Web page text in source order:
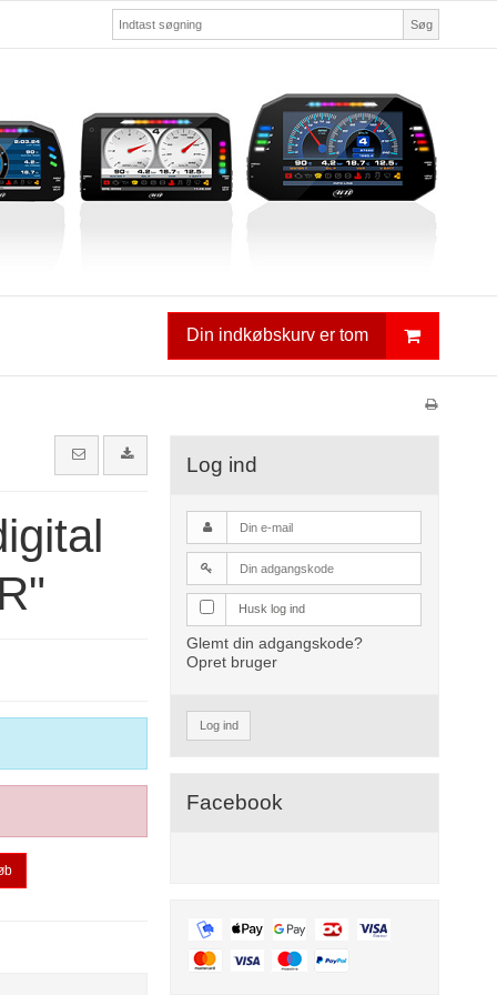
Søg
Din indkøbskurv er tom
Log ind
Husk log ind
Glemt din adgangskode?
Opret bruger
Log ind
Facebook